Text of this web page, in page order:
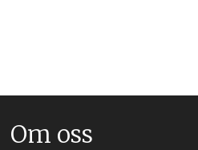
Om oss